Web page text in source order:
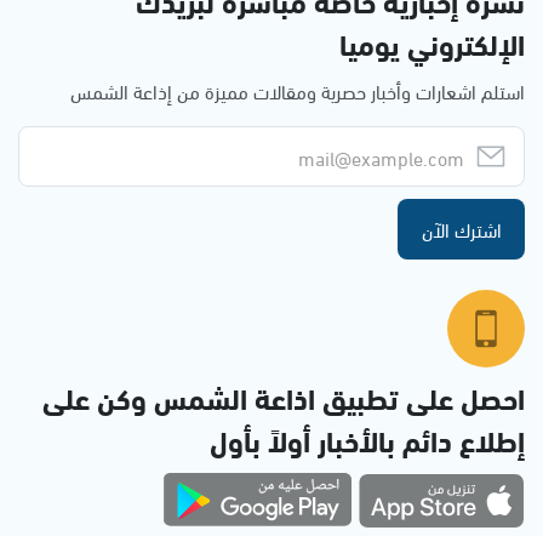
الإلكتروني يوميا
استلم اشعارات وأخبار حصرية ومقالات مميزة من إذاعة الشمس
اشترك الآن
احصل على تطبيق اذاعة الشمس وكن على
إطلاع دائم بالأخبار أولاً بأول